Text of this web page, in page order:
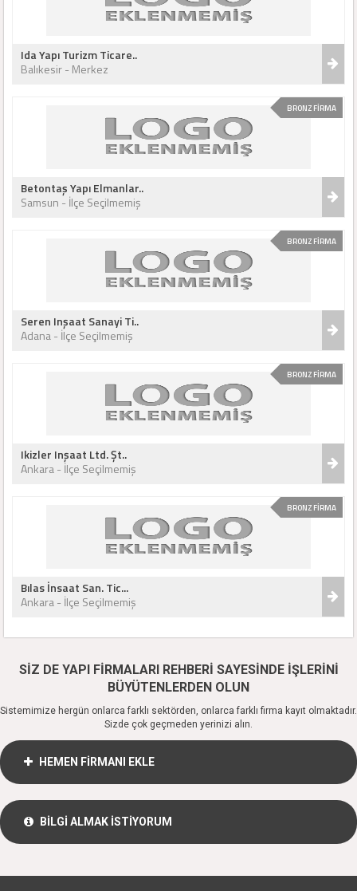
Ida Yapı Turizm Ticare..
Balıkesir - Merkez
BRONZ FİRMA
Betontaş Yapı Elmanlar..
Samsun - İlçe Seçilmemiş
BRONZ FİRMA
Seren Inşaat Sanayi Ti..
Adana - İlçe Seçilmemiş
BRONZ FİRMA
Ikizler Inşaat Ltd. Şt..
Ankara - İlçe Seçilmemiş
BRONZ FİRMA
Bılas İnsaat San. Tic...
Ankara - İlçe Seçilmemiş
SİZ DE YAPI FİRMALARI REHBERİ SAYESİNDE İŞLERİNİ
BÜYÜTENLERDEN OLUN
Sistemimize hergün onlarca farklı sektörden, onlarca farklı firma kayıt olmaktadır.
Sizde çok geçmeden yerinizi alın.
HEMEN FİRMANI EKLE
BİLGİ ALMAK İSTİYORUM